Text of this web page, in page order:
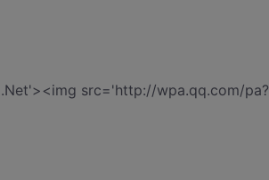
src='http://wpa.qq.com/pa?